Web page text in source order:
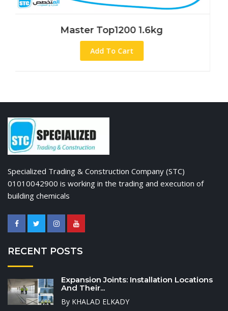
Master Top1200 1.6kg
Add To Cart
Specialized Trading & Construction Company (STC)
01010042900 is working in the trading and execution of
building chemicals
RECENT POSTS
Expansion Joints: Installation Locations
And Their...
By KHALAD ELKADY